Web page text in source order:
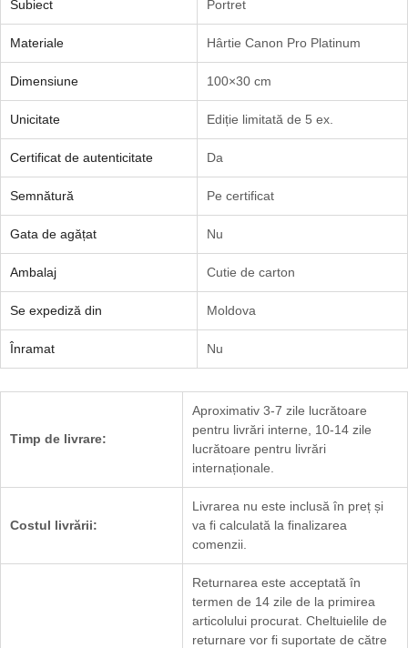
Subiect Portret
Materiale Hârtie Canon Pro Platinum
Dimensiune 100×30 cm
Unicitate Ediție limitată de 5 ex.
Certificat de autenticitate Da
Semnătură Pe certificat
Gata de agățat Nu
Ambalaj Cutie de carton
Se expediză din Moldova
Înramat Nu
Timp de livrare:
Aproximativ 3-7 zile lucrătoare
pentru livrări interne, 10-14 zile
lucrătoare pentru livrări
internaționale.
Costul livrării:
Livrarea nu este inclusă în preț și
va fi calculată la finalizarea
comenzii.
Returnarea este acceptată în
termen de 14 zile de la primirea
articolului procurat. Cheltuielile de
returnare vor fi suportate de către